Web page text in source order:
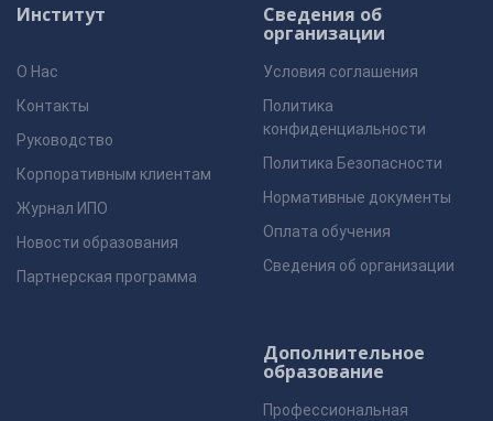
Институт
О Нас
Контакты
Руководство
Корпоративным клиентам
Журнал ИПО
Новости образования
Партнерская программа
Сведения об
организации
Условия соглашения
Политика
конфиденциальности
Политика Безопасности
Нормативные документы
Оплата обучения
Сведения об организации
Дополнительное
образование
Профессиональная